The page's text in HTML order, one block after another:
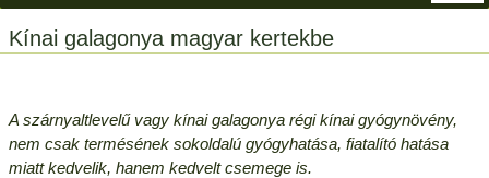
Kínai galagonya magyar kertekbe
A szárnyaltlevelű vagy kínai galagonya régi kínai gyógynövény,
nem csak termésének sokoldalú gyógyhatása, fiatalító hatása
miatt kedvelik, hanem kedvelt csemege is.